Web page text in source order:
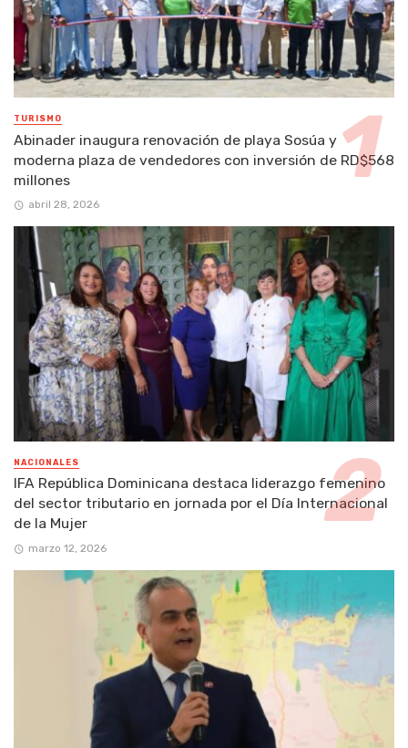
TURISMO
Abinader inaugura renovación de playa Sosúa y
moderna plaza de vendedores con inversión de RD$568
millones
abril 28, 2026
NACIONALES
IFA República Dominicana destaca liderazgo femenino
del sector tributario en jornada por el Día Internacional
de la Mujer
marzo 12, 2026